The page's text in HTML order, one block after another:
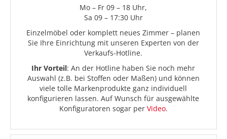
Mo – Fr 09 – 18 Uhr,
Sa 09 – 17:30 Uhr
Einzelmöbel oder komplett neues Zimmer – planen
Sie Ihre Einrichtung mit unseren Experten von der
Verkaufs-Hotline.
Ihr Vorteil: An der Hotline haben Sie noch mehr
Auswahl (z.B. bei Stoffen oder Maßen) und können
viele tolle Markenprodukte ganz individuell
konfigurieren lassen. Auf Wunsch für ausgewählte
Konfiguratoren sogar per Video.